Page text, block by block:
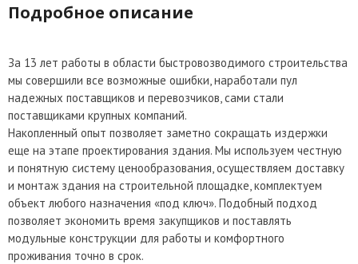
Подробное описание
За 13 лет работы в области быстровозводимого строительства
мы совершили все возможные ошибки, наработали пул
надежных поставщиков и перевозчиков, сами стали
поставщиками крупных компаний.
Накопленный опыт позволяет заметно сокращать издержки
еще на этапе проектирования здания. Мы используем честную
и понятную систему ценообразования, осуществляем доставку
и монтаж здания на строительной площадке, комплектуем
объект любого назначения «под ключ». Подобный подход
позволяет экономить время закупщиков и поставлять
модульные конструкции для работы и комфортного
проживания точно в срок.